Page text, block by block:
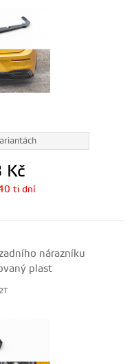
Kč
ti dní
nárazníku
plast